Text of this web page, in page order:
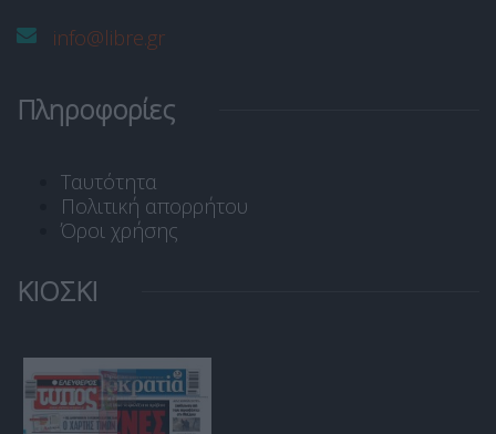
info@libre.gr
Πληροφορίες
Ταυτότητα
Πολιτική απορρήτου
Όροι χρήσης
ΚΙΟΣΚΙ